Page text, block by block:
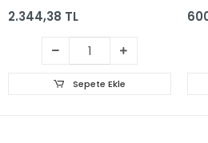
2.344,38 TL
Sepete Ekle